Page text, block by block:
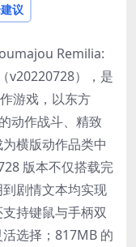
议
Remilia:
v20220728），是
游戏，以东方
动作战斗、精致
横版动作品类中
版本不仅搭载完
剧情文本均实现
持键鼠与手柄双
选择；817MB 的